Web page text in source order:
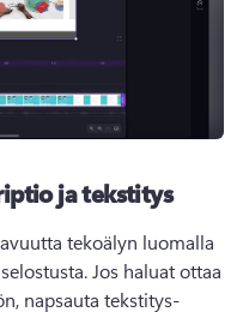
ja tekstitys
tekoälyn luomalla
Jos haluat ottaa
napsauta tekstitys-